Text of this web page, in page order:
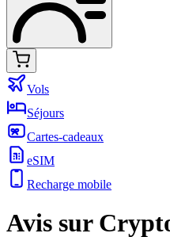
Vols
Séjours
Cartes-cadeaux
eSIM
Recharge mobile
Avis sur